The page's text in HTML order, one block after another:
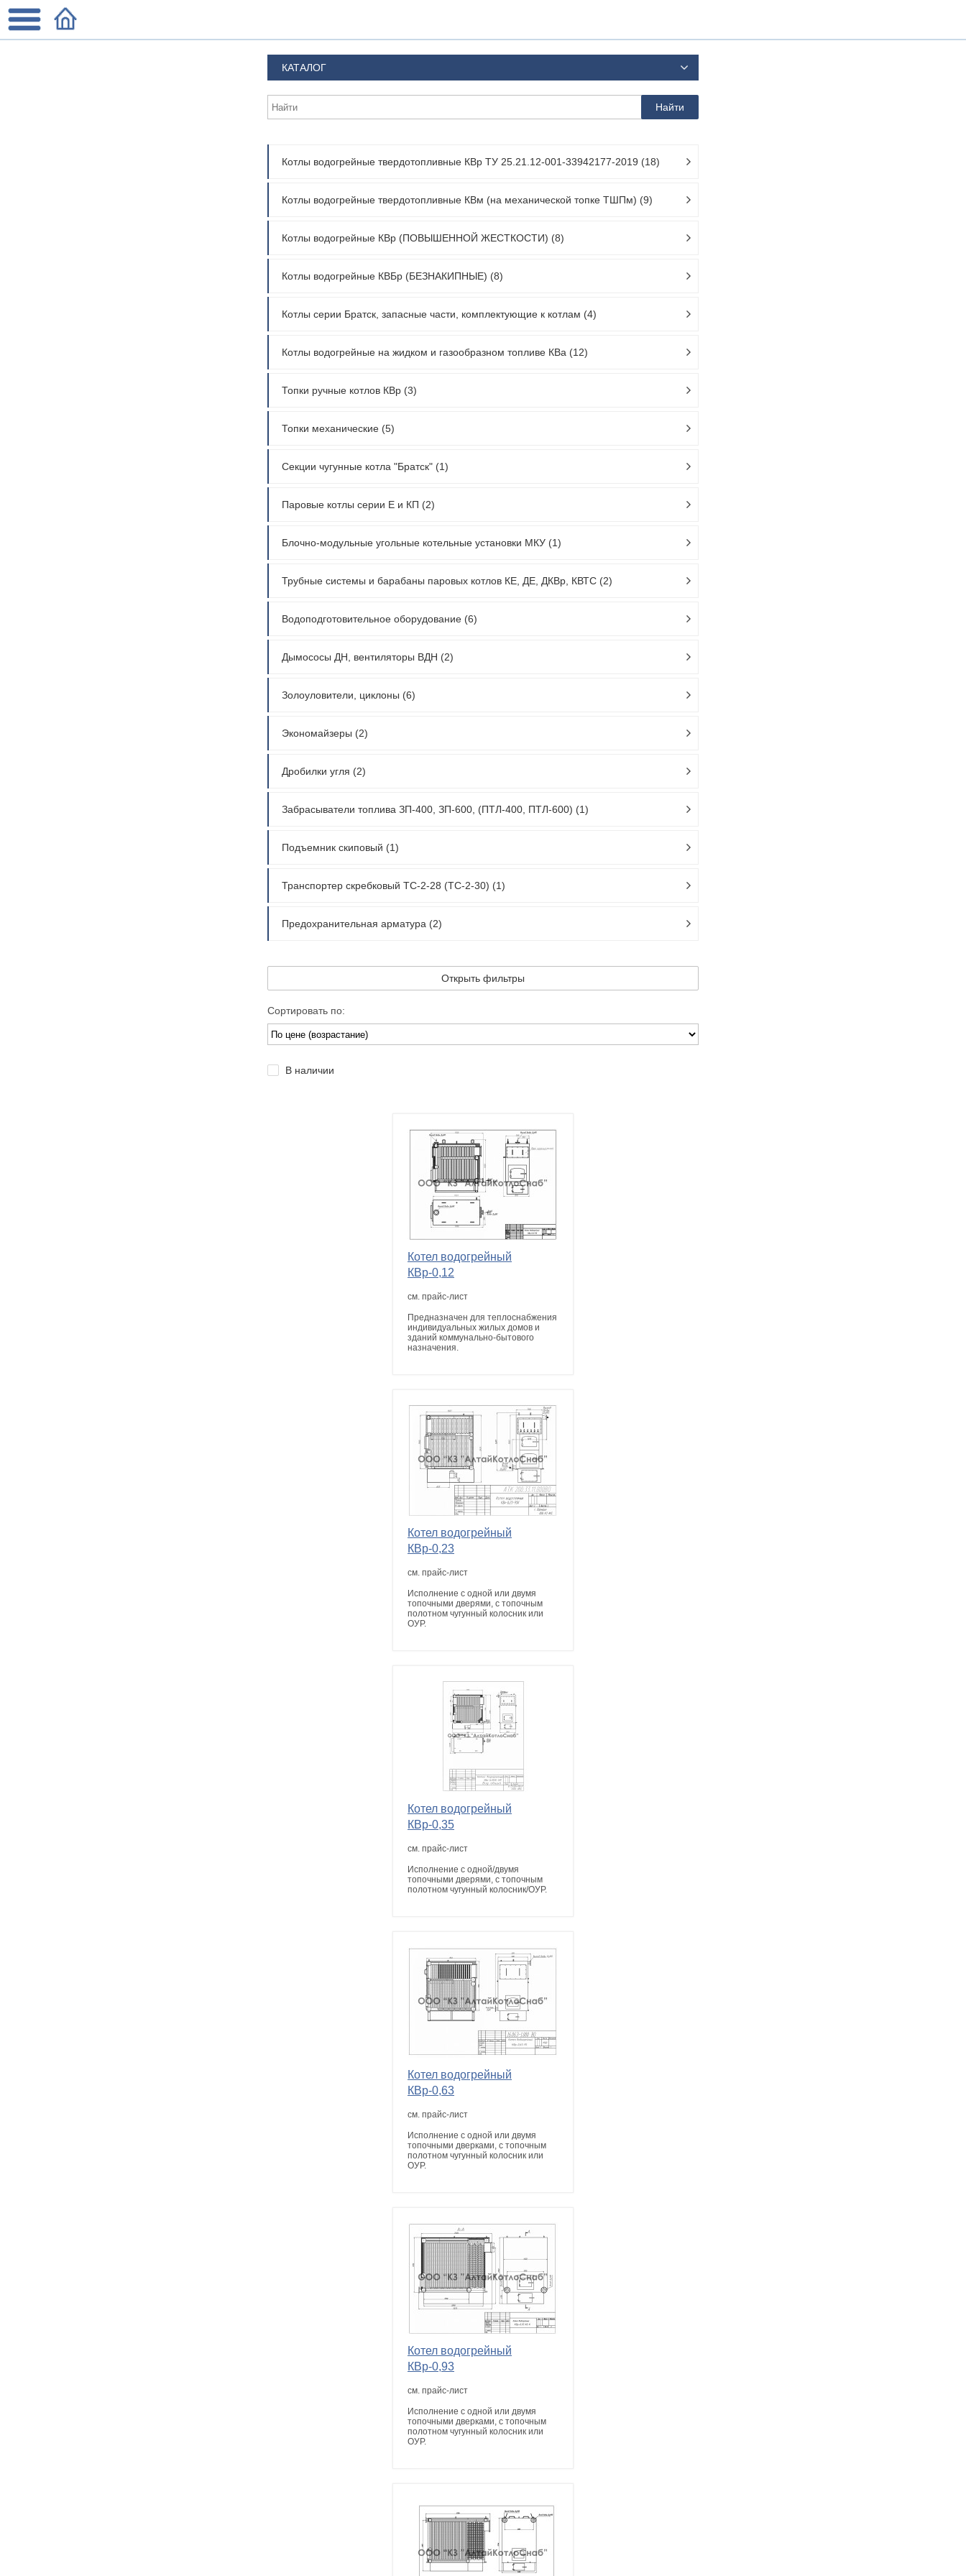
КАТАЛОГ
Найти
Котлы водогрейные твердотопливные КВр ТУ 25.21.12-001-33942177-2019 (18)
Котлы водогрейные твердотопливные КВм (на механической топке ТШПм) (9)
Котлы водогрейные КВр (ПОВЫШЕННОЙ ЖЕСТКОСТИ) (8)
Котлы водогрейные КВБр (БЕЗНАКИПНЫЕ) (8)
Котлы серии Братск, запасные части, комплектующие к котлам (4)
Котлы водогрейные на жидком и газообразном топливе КВа (12)
Топки ручные котлов КВр (3)
Топки механические (5)
Секции чугунные котла "Братск" (1)
Паровые котлы серии Е и КП (2)
Блочно-модульные угольные котельные установки МКУ (1)
Трубные системы и барабаны паровых котлов КЕ, ДЕ, ДКВр, КВТС (2)
Водоподготовительное оборудование (6)
Дымососы ДН, вентиляторы ВДН (2)
Золоуловители, циклоны (6)
Экономайзеры (2)
Дробилки угля (2)
Забрасыватели топлива ЗП-400, ЗП-600, (ПТЛ-400, ПТЛ-600) (1)
Подъемник скиповый (1)
Транспортер скребковый ТС-2-28 (ТС-2-30) (1)
Предохранительная арматура (2)
Открыть фильтры
Сортировать по:
В наличии
Котел водогрейный
КВр-0,12
см. прайс-лист
Предназначен для теплоснабжения
индивидуальных жилых домов и
зданий коммунально-бытового
назначения.
Котел водогрейный
КВр-0,23
см. прайс-лист
Исполнение с одной или двумя
топочными дверями, с топочным
полотном чугунный колосник или
ОУР.
Котел водогрейный
КВр-0,35
см. прайс-лист
Исполнение с одной/двумя
топочными дверями, с топочным
полотном чугунный колосник/ОУР.
Котел водогрейный
КВр-0,63
см. прайс-лист
Исполнение с одной или двумя
топочными дверками, с топочным
полотном чугунный колосник или
ОУР.
Котел водогрейный
КВр-0,93
см. прайс-лист
Исполнение с одной или двумя
топочными дверками, с топочным
полотном чугунный колосник или
ОУР.